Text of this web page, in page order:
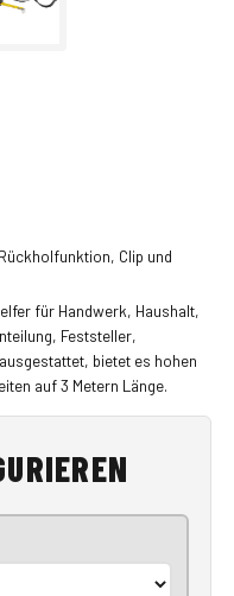
Clip und
für Handwerk, Haushalt,
Feststeller,
bietet es hohen
auf 3 Metern Länge.